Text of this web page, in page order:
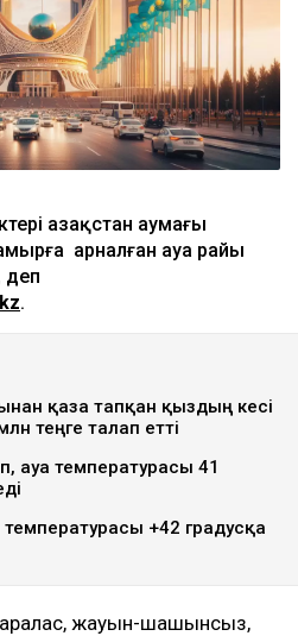
Қазақстан аумағы
арналған ауа райы
.
қаза тапқан қыздың әкесі
теңге талап етті
ауа температурасы 41
+42 градусқа
аралас, жауын-шашынсыз,